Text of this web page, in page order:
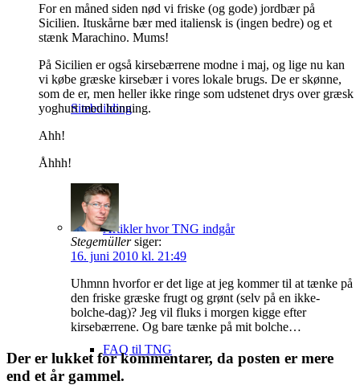
Sitebuilding
Artikler hvor TNG indgår
FAQ til TNG
For en måned siden nød vi friske (og gode) jordbær på
Sicilien. Ituskårne bær med italiensk is (ingen bedre) og et
stænk Marachino. Mums!
På Sicilien er også kirsebærrene modne i maj, og lige nu kan
vi købe græske kirsebær i vores lokale brugs. De er skønne,
som de er, men heller ikke ringe som udstenet drys over græsk
yoghurt med honning.
Ahh!
Åhhh!
Stegemüller siger:
16. juni 2010 kl. 21:49
Uhmnn hvorfor er det lige at jeg kommer til at tænke på
den friske græske frugt og grønt (selv på en ikke-
bolche-dag)? Jeg vil fluks i morgen kigge efter
kirsebærrene. Og bare tænke på mit bolche…
Der er lukket for kommentarer, da posten er mere
end et år gammel.